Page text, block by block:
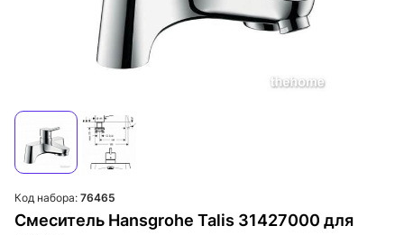
Смеситель Hansgrohe Talis 31427000 для
Код набора: 76465